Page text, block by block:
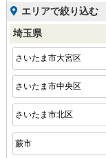
エリアで絞り込む
埼玉県
さいたま市大宮区
さいたま市中央区
さいたま市北区
蕨市